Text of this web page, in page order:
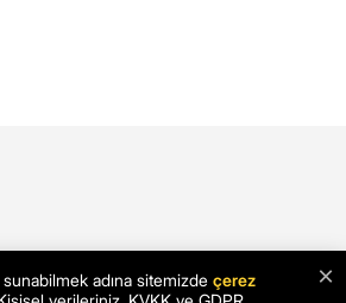
×
adına sitemizde çerez